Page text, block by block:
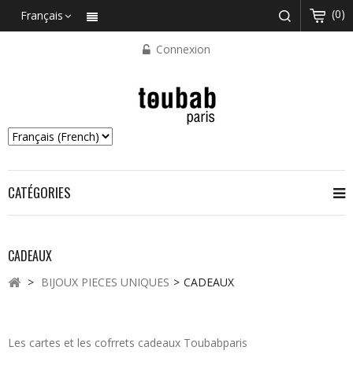
Français (0)
Connexion
CATÉGORIES
CADEAUX
> BIJOUX PIECES UNIQUES > CADEAUX
Les cartes et les cofrrets cadeaux Toubabparis